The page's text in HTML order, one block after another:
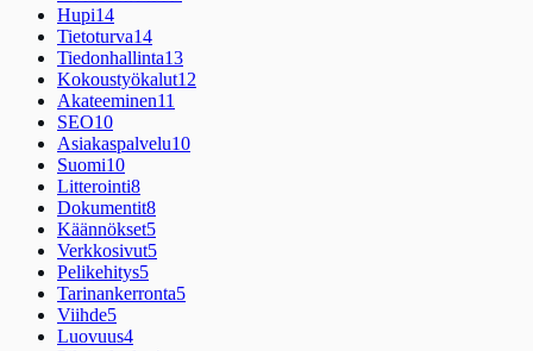
Hupi14
Tietoturva14
Tiedonhallinta13
Kokoustyökalut12
Akateeminen11
SEO10
Asiakaspalvelu10
Suomi10
Litterointi8
Dokumentit8
Käännökset5
Verkkosivut5
Pelikehitys5
Tarinankerronta5
Viihde5
Luovuus4